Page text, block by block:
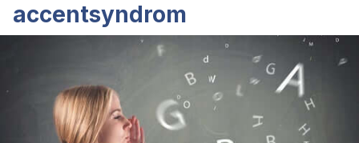
accentsyndrom